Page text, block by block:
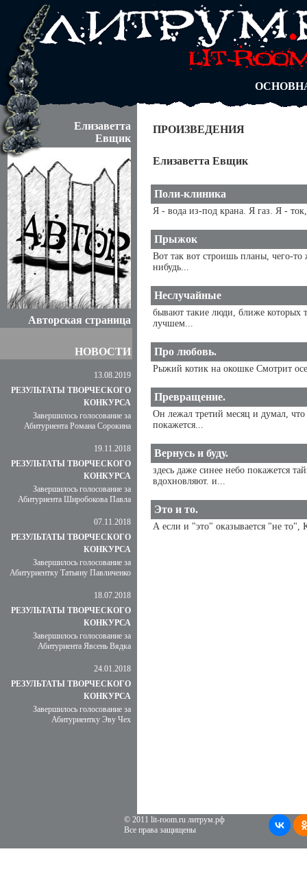
АВТОРЫ
БЛОГИ
АБИТУРА
Елизаветта
Евщик
Авторская страница
НОВОСТИ
13.08.2019
РЕЗУЛЬТАТЫ ТВОРЧЕСКОГО
КОНКУРСА
Завершилось голосование за
Абитуриента Романа Сорокина
19.11.2018
РЕЗУЛЬТАТЫ ТВОРЧЕСКОГО
КОНКУРСА
Завершилось голосование за
Абитуриента Широбокова Павла
07.11.2018
РЕЗУЛЬТАТЫ ТВОРЧЕСКОГО
КОНКУРСА
Завершилось голосование за
Абитуриентку Татьяну Павличенко
18.07.2018
РЕЗУЛЬТАТЫ ТВОРЧЕСКОГО
КОНКУРСА
Завершилось голосование за
Абитуриента Явсень Вядка
24.01.2018
РЕЗУЛЬТАТЫ ТВОРЧЕСКОГО
КОНКУРСА
Завершилось голосование за
Абитуриентку Эву Чех
ПРОИЗВЕДЕНИЯ
Елизаветта Евщик
Поли-клиника
Я - вода из-под крана. Я газ. Я -
Прыжок
Вот так вот строишь планы, чего-
нибудь...
Неслучайные
бывают такие люди, ближе которых
лучшем...
Про любовь.
Рыжий котик на окошке Смотрит
Превращение.
Он лежал третий месяц и думал,
покажется...
Вернусь и буду.
здесь даже синее небо покажется
вдохновляют. и...
Это и то.
А если и "это" оказывается "не то",
© 2011 lit-room.ru литрум.рф
Все права защищены